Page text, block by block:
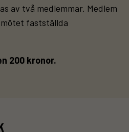
av två medlemmar. Medlem
fastställda
200 kronor.